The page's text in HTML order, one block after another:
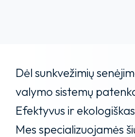
Dėl sunkvežimių
valymo sistemų
Efektyvus ir
Mes specializuojamės